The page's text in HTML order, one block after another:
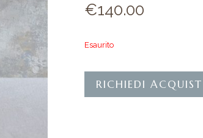
€140.00
Esaurito
RICHIEDI